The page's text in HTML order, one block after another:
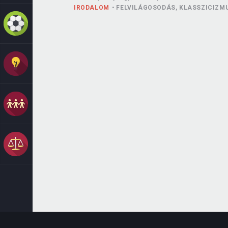
IRODALOM FELVILÁGOSODÁS,